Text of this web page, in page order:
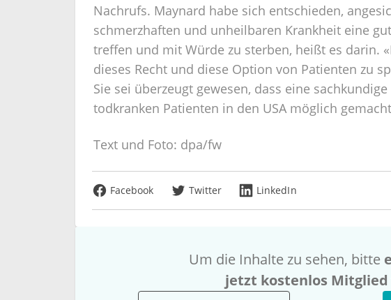
Nachrufs. Maynard habe sich entschieden,
schmerzhaften und unheilbaren Krankheit eine
treffen und mit Würde zu sterben, heißt es darin.
dieses Recht und diese Option von Patienten zu
Sie sei überzeugt gewesen, dass eine
todkranken Patienten in den USA möglich
Text und Foto: dpa/fw
Facebook Twitter LinkedIn
Um die Inhalte zu sehen, bitte
jetzt kostenlos